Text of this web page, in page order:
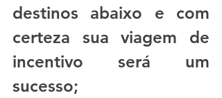
destinos abaixo e com
certeza sua viagem de
incentivo será um
sucesso;